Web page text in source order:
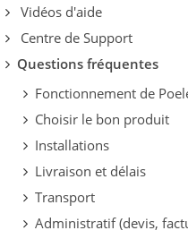
Vidéos d'aide
Centre de Support
Questions fréquentes
Fonctionnement de
Choisir le bon produit
Installations
Livraison et délais
Transport
Administratif (devis,